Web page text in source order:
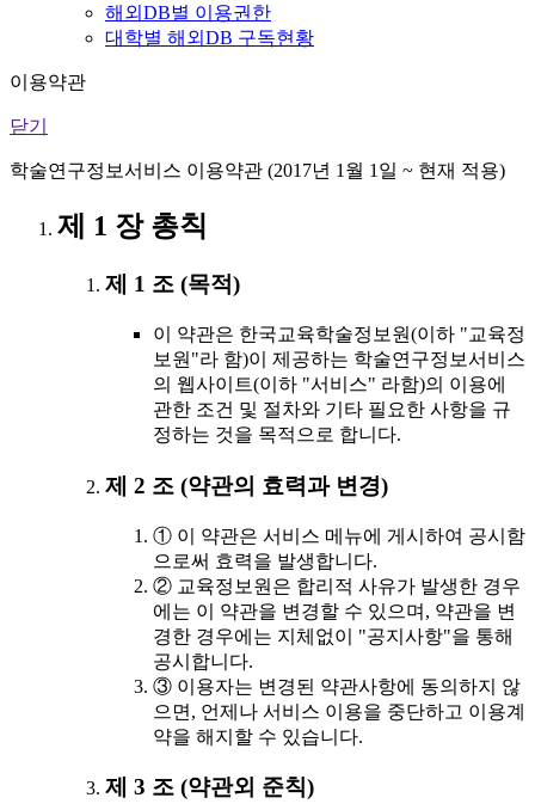
해외DB별 이용권한
대학별 해외DB 구독현황
이용약관
닫기
학술연구정보서비스 이용약관 (2017년 1월 1일 ~ 현재 적용)
제 1 장 총칙
제 1 조 (목적)
이 약관은 한국교육학술정보원(이하 "교육정
보원"라 함)이 제공하는 학술연구정보서비스
의 웹사이트(이하 "서비스" 라함)의 이용에
관한 조건 및 절차와 기타 필요한 사항을 규
정하는 것을 목적으로 합니다.
제 2 조 (약관의 효력과 변경)
① 이 약관은 서비스 메뉴에 게시하여 공시함
으로써 효력을 발생합니다.
② 교육정보원은 합리적 사유가 발생한 경우
에는 이 약관을 변경할 수 있으며, 약관을 변
경한 경우에는 지체없이 "공지사항"을 통해
공시합니다.
③ 이용자는 변경된 약관사항에 동의하지 않
으면, 언제나 서비스 이용을 중단하고 이용계
약을 해지할 수 있습니다.
제 3 조 (약관외 준칙)